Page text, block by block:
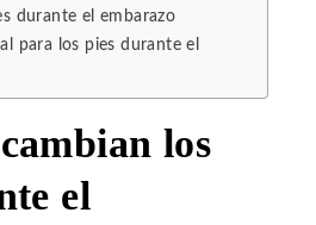
durante el embarazo
para los pies durante el
los
el